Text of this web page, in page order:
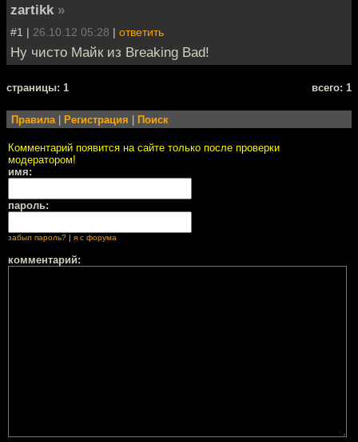
zartikk »
#1 | 26.10.12 05:28 | ответить
Ну чисто Майк из Breaking Bad!
cтраницы: 1 всего: 1
Правила Регистрация Поиск
Комментарий появится на сайте только после проверки
модератором!
имя:
пароль:
забыл пароль? | я с форума
комментарий: